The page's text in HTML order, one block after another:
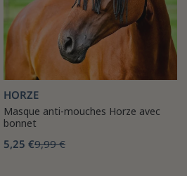
HORZE
Masque anti-mouches Horze avec
bonnet
5,25 €9,99 €